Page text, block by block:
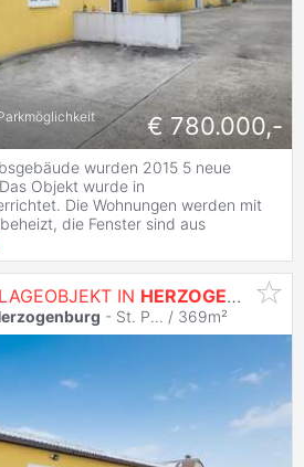
€ 780.000,-
wurden 2015 5 neue
Objekt wurde in
Die Wohnungen werden mit
die Fenster sind aus
IN HERZOGENBURG
- St. P... / 369m²